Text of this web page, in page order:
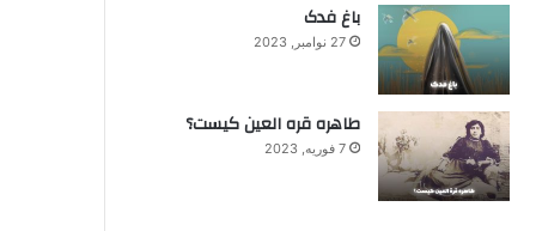
باغ فدک
27 نوامبر, 2023
طاهره قره العین کیست؟
7 فوریه, 2023